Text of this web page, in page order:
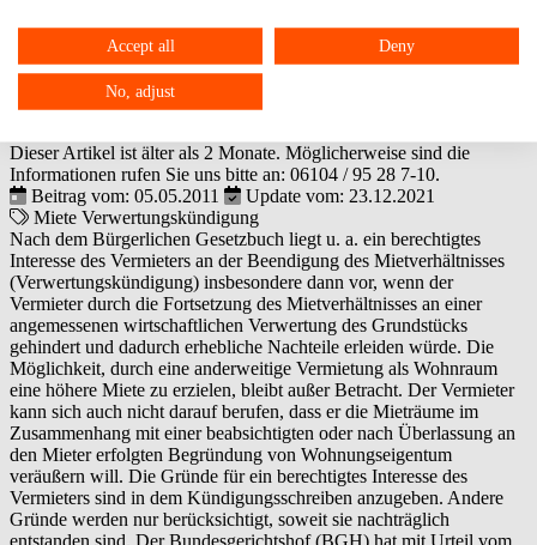
Voraussetzungen einer sog.
Verwertungskündigung
Dieser Artikel ist älter als 2 Monate. Möglicherweise sind die
Informationen rufen Sie uns bitte an: 06104 / 95 28 7-10.
Beitrag vom: 05.05.2011
Update vom: 23.12.2021
Miete Verwertungskündigung
Nach dem Bürgerlichen Gesetzbuch liegt u. a. ein berechtigtes
Interesse des Vermieters an der Beendigung des Mietverhältnisses
(Verwertungskündigung) insbesondere dann vor, wenn der
Vermieter durch die Fortsetzung des Mietverhältnisses an einer
angemessenen wirtschaftlichen Verwertung des Grundstücks
gehindert und dadurch erhebliche Nachteile erleiden würde. Die
Möglichkeit, durch eine anderweitige Vermietung als Wohnraum
eine höhere Miete zu erzielen, bleibt außer Betracht. Der Vermieter
kann sich auch nicht darauf berufen, dass er die Mieträume im
Zusammenhang mit einer beabsichtigten oder nach Überlassung an
den Mieter erfolgten Begründung von Wohnungseigentum
veräußern will. Die Gründe für ein berechtigtes Interesse des
Vermieters sind in dem Kündigungsschreiben anzugeben. Andere
Gründe werden nur berücksichtigt, soweit sie nachträglich
entstanden sind. Der Bundesgerichtshof (BGH) hat mit Urteil vom
Accept all Deny
No, adjust